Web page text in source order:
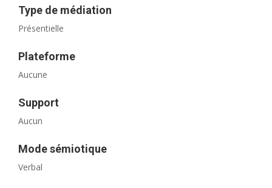
Type de médiation
Présentielle
Plateforme
Aucune
Support
Aucun
Mode sémiotique
Verbal